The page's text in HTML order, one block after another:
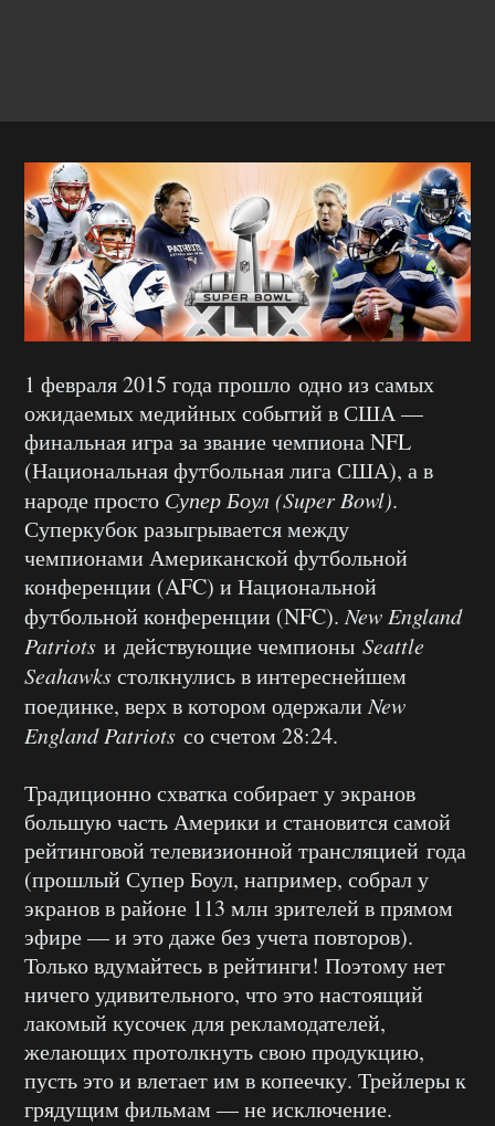
1 февраля 2015 года прошло одно из самых
ожидаемых медийных событий в США —
финальная игра за звание чемпиона NFL
(Национальная футбольная лига США), а в
народе просто Супер Боул (Super Bowl).
Суперкубок разыгрывается между
чемпионами Американской футбольной
конференции (AFC) и Национальной
футбольной конференции (NFC).New England
Patriots и действующие чемпионы Seattle
Seahawksстолкнулись в интереснейшем
поединке, верх в котором одержалиNew
England Patriots со счетом 28:24.
Традиционно схватка собирает у экранов
большую часть Америки и становится самой
рейтинговой телевизионной трансляцией года
(прошлый Супер Боул, например, собрал у
экранов в районе 113 млн зрителей в прямом
эфире — и это даже без учета повторов).
Только вдумайтесь в рейтинги! Поэтому нет
ничего удивительного, что это настоящий
лакомый кусочек для рекламодателей,
желающих протолкнуть свою продукцию,
пусть это и влетает им в копеечку. Трейлеры к
грядущим фильмам — не исключение.